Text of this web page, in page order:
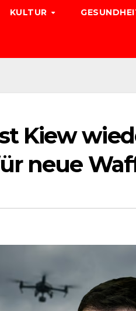
KULTUR
Kiew
neue